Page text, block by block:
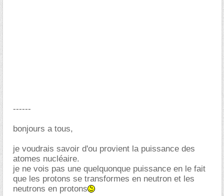
------
bonjours a tous,
je voudrais savoir d'ou provient la puissance des
atomes nucléaire.
je ne vois pas une quelquonque puissance en le fait
que les protons se transformes en neutron et les
neutrons en protons